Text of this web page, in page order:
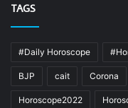
TAGS
#Daily Horoscope
BJP cait Corona
Horoscope2022